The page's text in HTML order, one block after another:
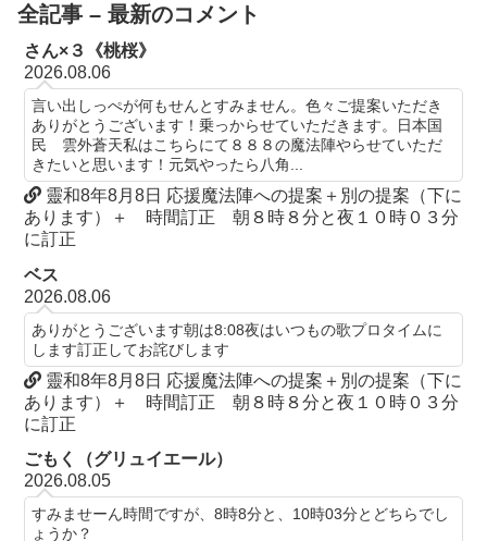
全記事 – 最新のコメント
さん×３《桃桜》
2026.08.06
言い出しっぺが何もせんとすみません。色々ご提案いただき
ありがとうございます！乗っからせていただきます。日本国
民 雲外蒼天私はこちらにて８８８の魔法陣やらせていただ
きたいと思います！元気やったら八角...
靈和8年8月8日 応援魔法陣への提案＋別の提案（下に
あります）＋ 時間訂正 朝８時８分と夜１０時０３分
に訂正
ベス
2026.08.06
ありがとうございます朝は8:08夜はいつもの歌プロタイムに
します訂正してお詫びします
靈和8年8月8日 応援魔法陣への提案＋別の提案（下に
あります）＋ 時間訂正 朝８時８分と夜１０時０３分
に訂正
ごもく（グリュイエール）
2026.08.05
すみませーん時間ですが、8時8分と、10時03分とどちらでし
ょうか？